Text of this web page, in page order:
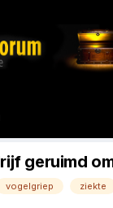
geruimd
vogelgriep ziekte